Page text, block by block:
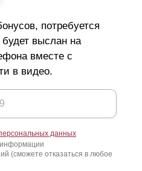
потребуется
выслан на
вместе с
в видео.
данных
(сможете отказаться в любое